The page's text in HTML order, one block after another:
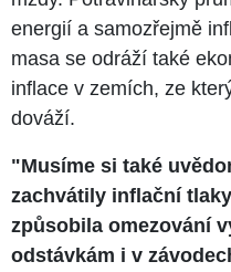
energií a samozřejmě
masa se odráží také
inflace v zemích, ze
dováží.
"Musíme si také
zachvátily inflační
způsobila omezování
odstávkám i v